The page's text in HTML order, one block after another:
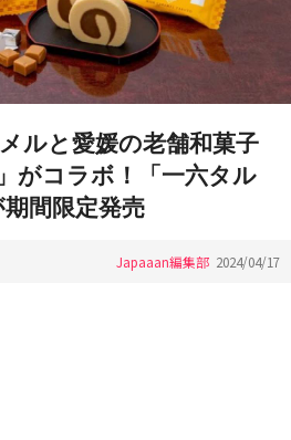
ルと愛媛の老舗和菓子
がコラボ！「一六タル
間限定発売
Japaaan編集部 2024/04/17